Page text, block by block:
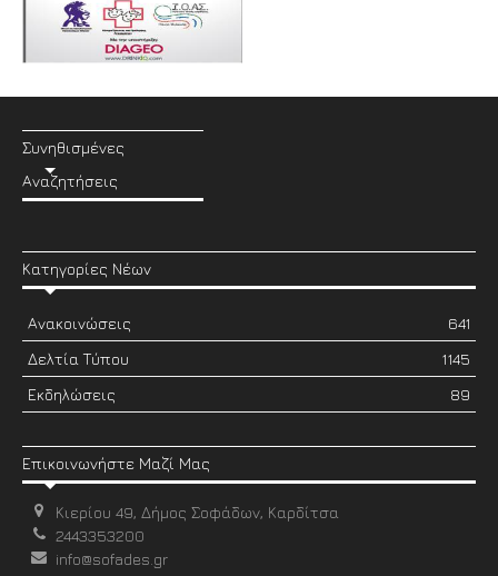
Συνηθισμένες
Αναζητήσεις
Κατηγορίες Νέων
Ανακοινώσεις
641
Δελτία Τύπου
1145
Εκδηλώσεις
89
Επικοινωνήστε Μαζί Μας
Κιερίου 49, Δήμος Σοφάδων, Καρδίτσα
2443353200
info@sofades.gr